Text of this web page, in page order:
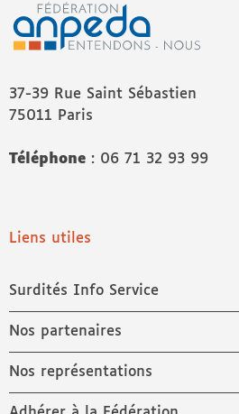
37-39 Rue Saint Sébastien
75011 Paris
Téléphone : 06 71 32 93 99
Liens utiles
Surdités Info Service
Nos partenaires
Nos représentations